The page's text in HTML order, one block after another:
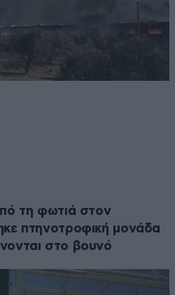
τη φωτιά στον
πτηνοτροφική μονάδα
στο βουνό